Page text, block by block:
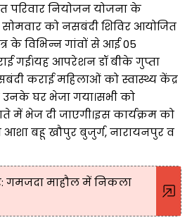
परिवार नियोजन योजना के
को नसबंदी शिविर आयोजित
के विभिन्न गांवों से आई 05
गई।यह आपरेशन डॉ बीके गुप्ता
कराई महिलाओं को स्वास्थ्य केंद्र
उनके घर भेजा गया।सभी को
में भेज दी जाएगी।इस कार्यक्रम को
बहू खौपुर बुजुर्ग, नारायनपुर व
गमजदा माहौल में निकला